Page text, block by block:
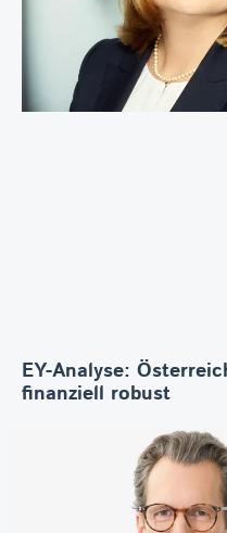
EY-Analyse:
finanziell robust